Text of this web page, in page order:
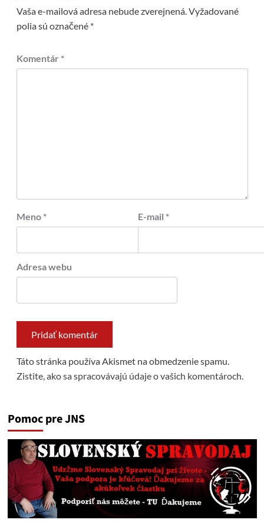
Vaša e-mailová adresa nebude zverejnená.Vyžadované
polia sú označené *
Komentár *
Meno * E-mail *
Adresa webu
Táto stránka používa Akismet na obmedzenie spamu.
Zistite, ako sa spracovávajú údaje o vašich komentároch.
Pomoc pre JNS